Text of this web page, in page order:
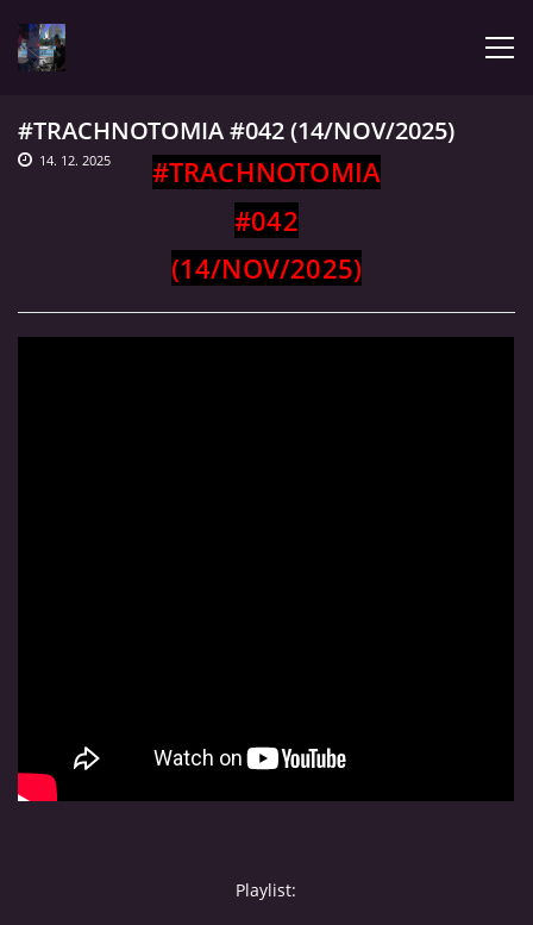
ÚVOD
FLYERS
Jimmy van Booken a.k.a Shogo
#TRACHNOTOMIA #042 (14/NOV/2025)
#TRACHNOTOMIA
#042
(14/NOV/2025)
14. 12. 2025
Playlist: